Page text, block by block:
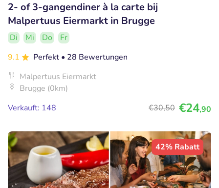
2- of 3-gangendiner à la carte bij
Malpertuus Eiermarkt in Brugge
Di Mi Do
Fr
9.1
Perfekt • 28 Bewertungen
Malpertuus Eiermarkt
Brugge (0km)
Verkauft: 148
€30,50 €24,90
42% Rabatt